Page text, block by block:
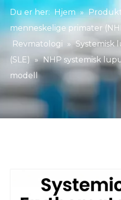
Du er her: Hjem »
menneskelige primater
Revmatologi » Systemisk
(SLE) » NHP systemisk
modell